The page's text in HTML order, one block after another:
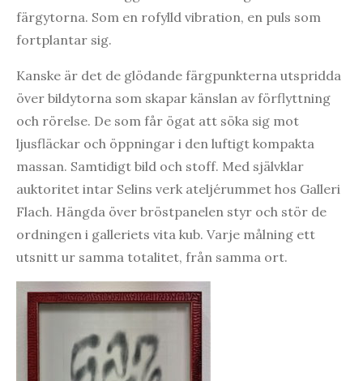
färgytorna. Som en rofylld vibration, en puls som
fortplantar sig.
Kanske är det de glödande färgpunkterna utspridda
över bildytorna som skapar känslan av förflyttning
och rörelse. De som får ögat att söka sig mot
ljusfläckar och öppningar i den luftigt kompakta
massan. Samtidigt bild och stoff. Med självklar
auktoritet intar Selins verk ateljérummet hos Galleri
Flach. Hängda över bröstpanelen styr och stör de
ordningen i galleriets vita kub. Varje målning ett
utsnitt ur samma totalitet, från samma ort.